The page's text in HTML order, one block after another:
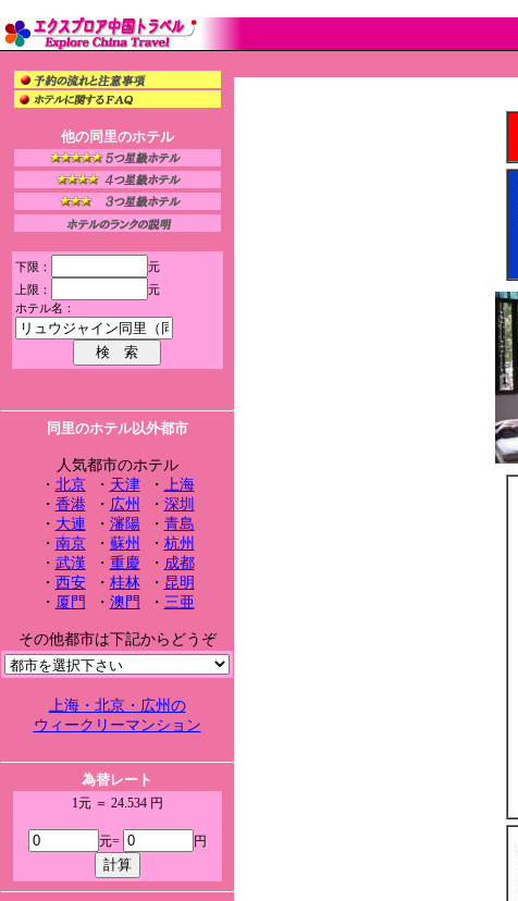
他の同里のホテル
下限：
元
上限：
元
ホテル名：
同里のホテル以外都市
人気都市のホテル
・ 北京・ 天津・ 上海
・ 香港・ 広州 ・ 深圳
・ 大連 ・ 瀋陽・ 青島
・ 南京・ 蘇州 ・ 杭州
・ 武漢 ・ 重慶 ・ 成都
・ 西安・ 桂林・ 昆明
・ 厦門 ・ 澳門 ・ 三亜
その他都市は下記からどうぞ
上海・北京・広州の
ウィークリーマンション
為替レート
1元 ＝ 24.534 円
元= 円